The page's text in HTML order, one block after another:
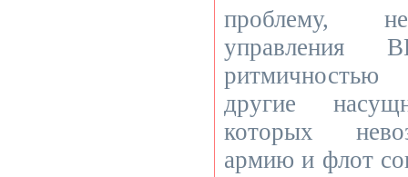
проблему,
другие
которых
армию и флот